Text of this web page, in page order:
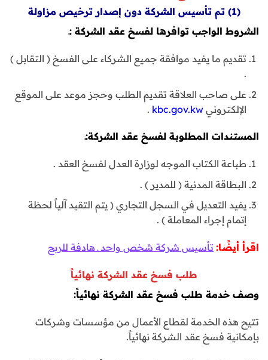
(1) تم تأسيس الشركة دون إصدار ترخيص مزاولة
الشروط الواجب توافرها لفسخ عقد الشركة :ـ
تقديم ما يفيد موافقة جميع الشركاء على الفسخ ( التقابل )
.
على صاحب العلاقة تقديم الطلب وحجز موعد على الموقع
الإلكتروني kbc.gov.kw
.
المستندات المطلوبة لفسخ عقد الشركة:ـ
طباعة الكتاب الموجه لوزارة العدل لفسخ العقد .
البطاقة المدنية ( للمدير ) .
يفيد التعديل في السجل التجاري ( يتم التقيد آلياً لحظة
إتمام إجراء المعاملة ) .
اقرأ أيضًا: تأسيس شركة شخص واحد ـ هادفة للربح
طلب فسخ عقد الشركة نهائياً
وصف خدمة طلب فسخ عقد الشركة نهائياً:
تتيح هذه الخدمة لقطاع الأعمال من مؤسسات وشركات
بإمكانية فسخ عقد الشركة نهائياً.